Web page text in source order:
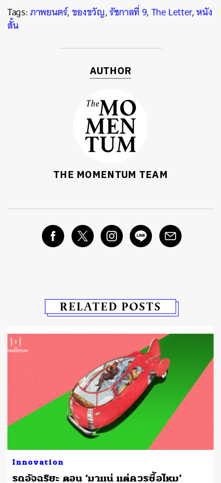
Tags:ภาพยนตร์,ของขวัญ,รัชกาลที่ 9,The Letter,หนัง
สั้น
AUTHOR
THE MOMENTUM TEAM
RELATED POSTS
Innovation
รถอัจฉริยะ ตอน ‘มาแน่ แต่ควรซื้อไหม’